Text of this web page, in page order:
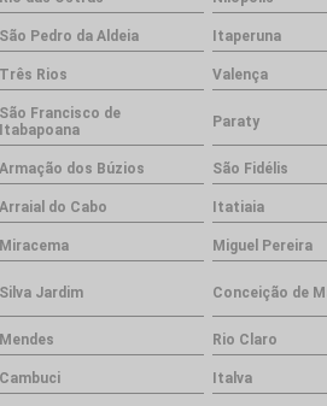
São Pedro da Aldeia Itaperuna
Três Rios Valença
São Francisco de
Itabapoana
Paraty
Armação dos Búzios São Fidélis
Arraial do Cabo Itatiaia
Miracema Miguel Pereira
Silva Jardim Conceição de
Mendes Rio Claro
Cambuci Italva